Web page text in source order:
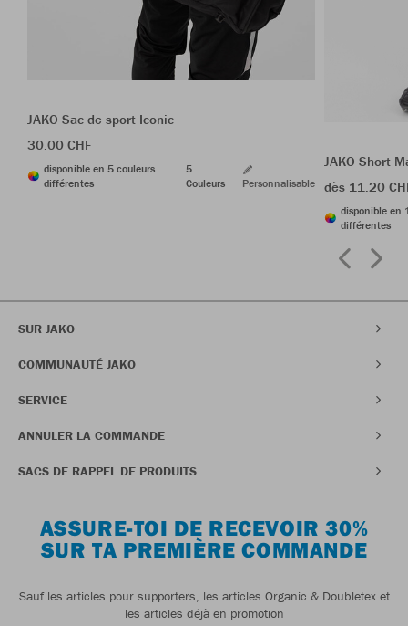
JAKO Sac de sport Iconic
30.00 CHF
disponible en 5 couleurs
différentes
5
Couleurs
Personnalisable
JAKO Short
dès 11.20
disponible en
différentes
SUR JAKO
COMMUNAUTÉ JAKO
SERVICE
ANNULER LA COMMANDE
SACS DE RAPPEL DE PRODUITS
ASSURE-TOI DE RECEVOIR 30%
SUR TA PREMIÈRE COMMANDE
Sauf les articles pour supporters, les articles Organic & Doubletex et
les articles déjà en promotion